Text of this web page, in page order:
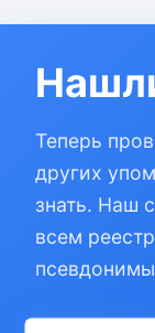
Теперь
других
знать. Наш
всем